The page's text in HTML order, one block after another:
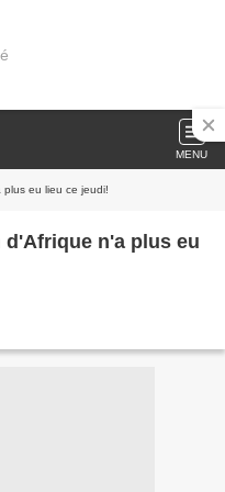
MENU
plus eu lieu ce jeudi!
d'Afrique n'a plus eu